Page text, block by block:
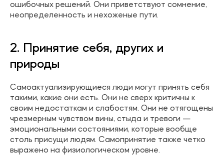
ошибочных решений. Они приветствуют сомнение,
неопределенность и нехоженые пути.
2. Принятие себя, других и
природы
Самоактуализирующиеся люди могут принять себя
такими, какие они есть. Они не сверх критичны к
своим недостаткам и слабостям. Они не отягощены
чрезмерным чувством вины, стыда и тревоги —
эмоциональными состояниями, которые вообще
столь присущи людям. Самопринятие также четко
выражено на физиологическом уровне.